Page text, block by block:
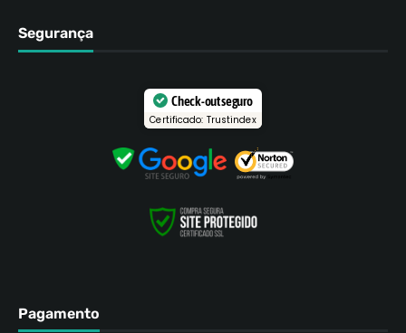
Segurança
Check-out seguro
Certificado: Trustindex
Pagamento